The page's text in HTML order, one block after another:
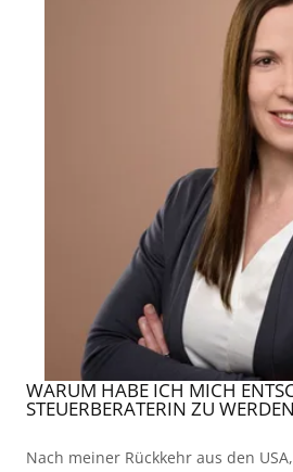
WARUM HABE ICH MICH
STEUERBERATERIN ZU
Nach meiner Rückkehr aus den